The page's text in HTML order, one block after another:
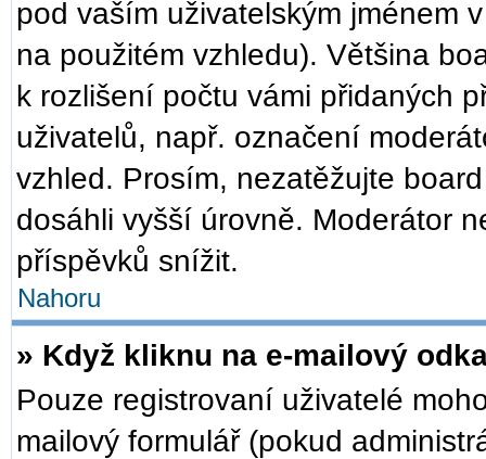
pod vaším uživatelským jménem
na použitém vzhledu). Většina
k rozlišení počtu vámi přidaných
uživatelů, např. označení
vzhled. Prosím, nezatěžujte
dosáhli vyšší úrovně. Moderátor
příspěvků snížit.
Nahoru
» Když kliknu na e-mailový
Pouze registrovaní uživatelé
mailový formulář (pokud